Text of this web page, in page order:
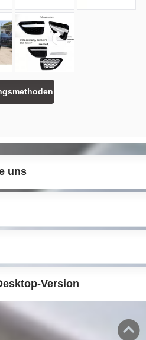
uns
Version